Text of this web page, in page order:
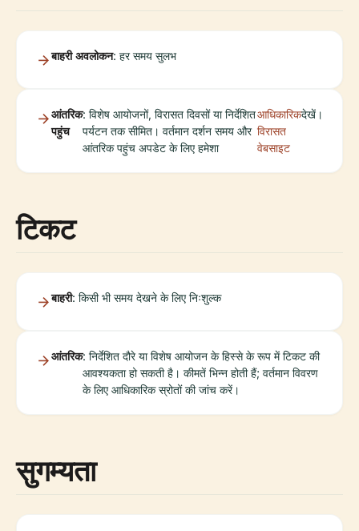
बाहरी अवलोकन: हर समय सुलभ
आंतरिक
पहुंच
: विशेष आयोजनों, विरासत दिवसों या निर्देशित
पर्यटन तक सीमित। वर्तमान दर्शन समय और
आंतरिक पहुंच अपडेट के लिए हमेशा
आधिकारिक
विरासत
वेबसाइट
देखें।
टिकट
बाहरी: किसी भी समय देखने के लिए निःशुल्क
आंतरिक: निर्देशित दौरे या विशेष आयोजन के हिस्से के रूप में टिकट की
आवश्यकता हो सकती है। कीमतें भिन्न होती हैं; वर्तमान विवरण
के लिए आधिकारिक स्रोतों की जांच करें।
सुगम्यता